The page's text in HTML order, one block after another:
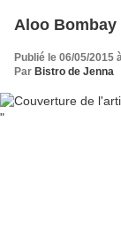
Aloo
Publié le 06/05/2015
Par Bistro de Jenna